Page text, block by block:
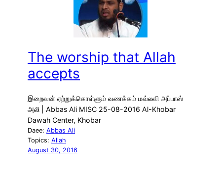
The worship that Allah
accepts
இறைவன் ஏற்றுக்கொள்ளும் வணக்கம் மவ்லவி அப்பாஸ்
அலி | Abbas Ali MISC 25-08-2016 Al-Khobar
Dawah Center, Khobar
Daee: Abbas Ali
Topics: Allah
August 30, 2016